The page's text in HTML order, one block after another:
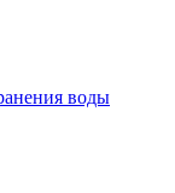
воды